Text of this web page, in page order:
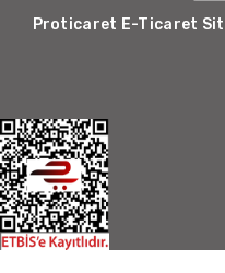
Proticaret E-Ticaret